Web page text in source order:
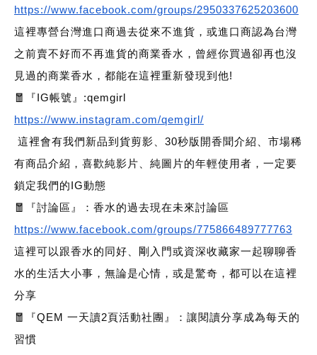
https://www.facebook.com/groups/2950337625203600
這裡專營台灣進口商過去從來不進貨，或進口商認為台灣
之前賣不好而不再進貨的商業香水，曾經你買過卻再也沒
見過的商業香水，都能在這裡重新發現到他!
🧧『IG帳號』:qemgirl
https://www.instagram.com/qemgirl/
這裡會有我們新品到貨剪影、30秒版開香聞介紹、市場稀
有商品介紹，喜歡純影片、純圖片的年輕使用者，一定要
鎖定我們的IG動態
🧧『討論區』：香水的過去現在未來討論區
https://www.facebook.com/groups/775866489777763
這裡可以跟香水的同好、剛入門或資深收藏家一起聊聊香
水的生活大小事，無論是心情，或是驚奇，都可以在這裡
分享
🧧『QEM 一天讀2頁活動社團』：讓閱讀分享成為每天的
習慣